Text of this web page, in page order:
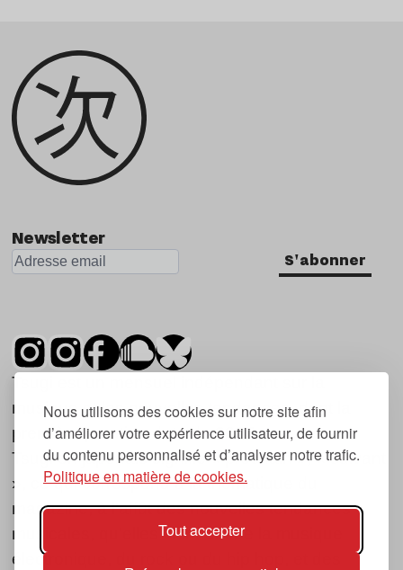
Nous utilisons des cookies sur notre site afin
d’améliorer votre expérience utilisateur, de fournir
du contenu personnalisé et d’analyser notre trafic.
Politique en matière de cookies.
Tout accepter
Newsletter
S'abonner
Tsugi est un mensuel indépendant sur la
musique et les nouvelles tendances, dont la
première parution date de 2007.
Tsugi en japonais signifie « prochain », « suivant
», ce qui correspond à la thématique du
magazine, à l’affût des nouvelles tendances
musicales, qu’elles viennent de la musique
électronique, du rock ou du hip hop, et des